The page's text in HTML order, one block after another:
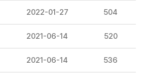
2022-01-27 504
2021-06-14 520
2021-06-14 536